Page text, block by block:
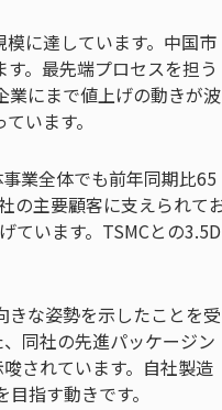
に達しています。中国市
。最先端プロセスを担う
業にまで値上げの動きが波
います。
業全体でも前年同期比65
の主要顧客に支えられて
ています。TSMCとの3.5D
きな姿勢を示したことを受
同社の先進パッケージン
されています。自社製造
指す動きです。